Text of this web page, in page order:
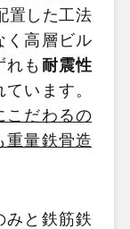
置した工法
く高層ビル
れも 耐震性
ています。
こだわるの
重量鉄骨造
みと鉄筋鉄